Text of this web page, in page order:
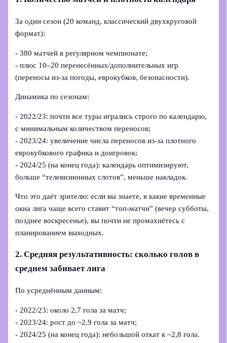
За один сезон (20 команд, классический двухкруговой
формат):
- 380 матчей в регулярном чемпионате;
- плюс 10–20 перенесённых/дополнительных игр
(переносы из‑за погоды, еврокубков, безопасности).
Динамика по сезонам:
- 2022/23: почти все туры игрались строго по календарю,
с минимальным количеством переносов;
- 2023/24: увеличение числа переносов из‑за плотного
еврокубкового графика и доигровок;
- 2024/25 (на конец года): календарь оптимизируют,
больше “телевизионных слотов”, меньше накладок.
Что это даёт зрителю: если вы знаете, в какие временные
окна лига чаще всего ставит “топ‑матчи” (вечер субботы,
позднее воскресенье), вы почти не промахнётесь с
планированием выходных.
2. Средняя результативность: сколько голов в
среднем забивает лига
По усреднённым данным:
- 2022/23: около 2,7 гола за матч;
- 2023/24: рост до ~2,9 гола за матч;
- 2024/25 (на конец года): небольшой откат к ~2,8 гола.